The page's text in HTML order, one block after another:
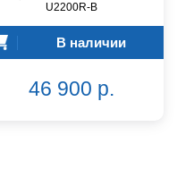
U2200R-B
В наличии
46 900 р.